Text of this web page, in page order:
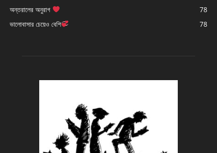
অন্তরালের অনুরাগ
78
ভালোবাসার চেয়েও বেশি
78